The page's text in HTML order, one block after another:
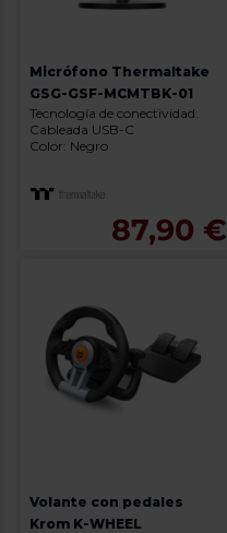
Micrófono Thermaltake
GSG-GSF-MCMTBK-01
Tecnología de conectividad:
Cableada USB-C
Color: Negro
87,90 €
Volante con pedales
Krom K-WHEEL